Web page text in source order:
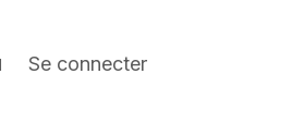
Se connecter